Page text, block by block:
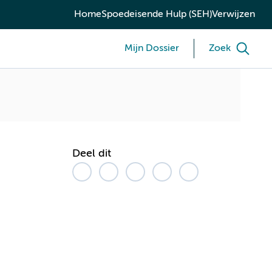
HomeSpoedeisende Hulp (SEH)Verwijzen
Mijn Dossier Zoek
Deel dit